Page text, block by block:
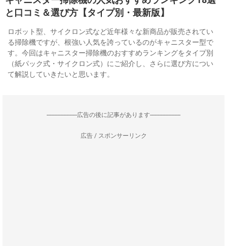
と口コミ＆選び方【タイプ別・最新版】
ロボット型、サイクロン式など近年様々な新商品が販売されてい
る掃除機ですが、根強い人気を誇っているのがキャニスター型で
す。今回はキャニスター掃除機のおすすめランキングをタイプ別
（紙パック式・サイクロン式）にご紹介し、さらに選び方につい
て解説していきたいと思います。
--------------------広告の後に記事があります--------------------
広告 / スポンサーリンク